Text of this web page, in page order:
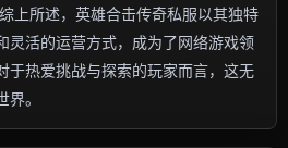
上所述，英雄合击传奇私服以其独特
灵活的运营方式，成为了网络游戏领
于热爱挑战与探索的玩家而言，这无
。